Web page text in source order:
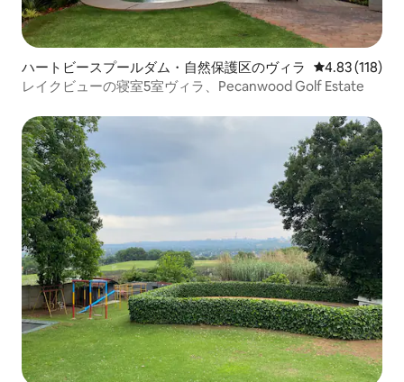
ハートビースプールダム・自然保護区のヴィラ レビュー118
4.83 (118)
レイクビューの寝室5室ヴィラ、Pecanwood Golf Estate